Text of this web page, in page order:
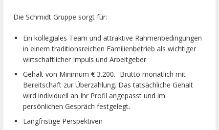
Die Schmidt Gruppe sorgt für:
Ein kollegiales Team und attraktive Rahmenbedingungen
in einem traditionsreichen Familienbetrieb als wichtiger
wirtschaftlicher Impuls und Arbeitgeber
Gehalt von Minimum € 3.200.- Brutto monatlich mit
Bereitschaft zur Überzahlung. Das tatsächliche Gehalt
wird individuell an Ihr Profil angepasst und im
persönlichen Gespräch festgelegt.
Langfristige Perspektiven